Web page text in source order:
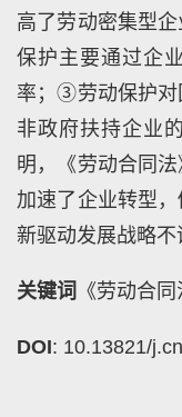
高了劳动密集型
保护主要通过企
率；③劳动保护对
非政府扶持企业
明，《劳动合同
加速了企业转型
新驱动发展战略不
关键词 《劳动合
DOI: 10.13821/